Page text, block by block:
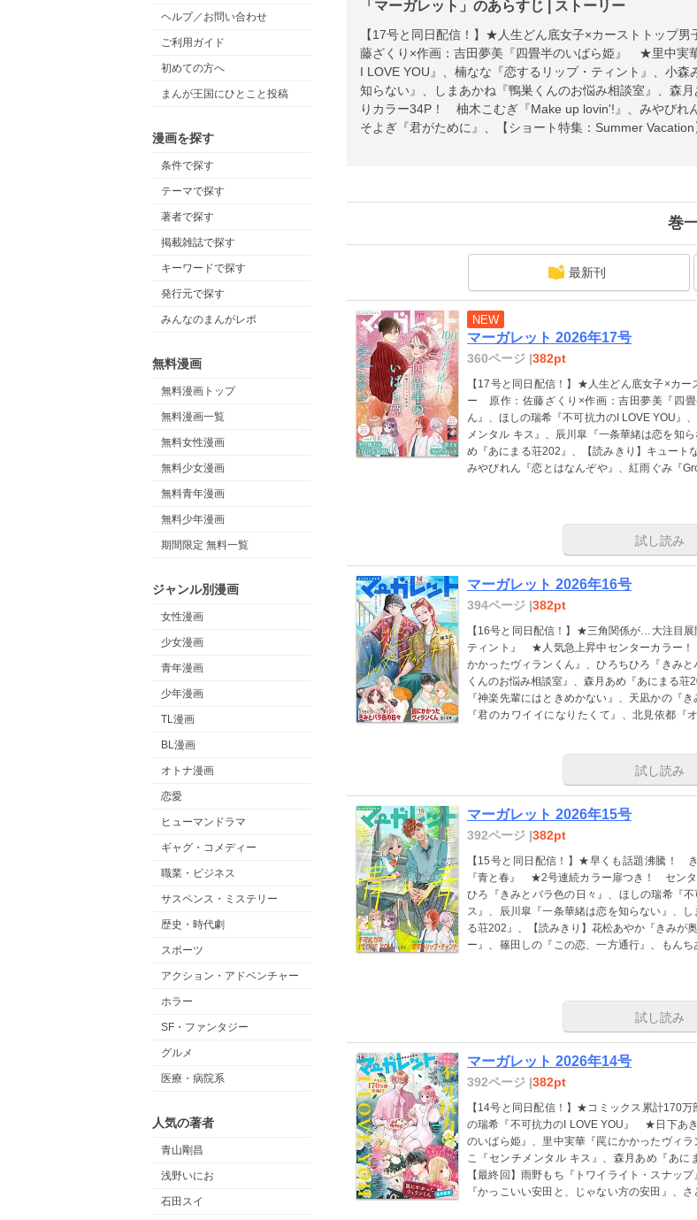
ヘルプ／お問い合わせ
ご利用ガイド
初めての方へ
まんが王国にひとこと投稿
漫画を探す
条件で探す
テーマで探す
著者で探す
掲載雑誌で探す
キーワードで探す
発行元で探す
みんなのまんがレポ
無料漫画
無料漫画トップ
無料漫画一覧
無料女性漫画
無料少女漫画
無料青年漫画
無料少年漫画
期間限定 無料一覧
ジャンル別漫画
女性漫画
少女漫画
青年漫画
少年漫画
TL漫画
BL漫画
オトナ漫画
恋愛
ヒューマンドラマ
ギャグ・コメディー
職業・ビジネス
サスペンス・ミステリー
歴史・時代劇
スポーツ
アクション・アドベンチャー
ホラー
SF・ファンタジー
グルメ
医療・病院系
人気の著者
青山剛昌
浅野いにお
石田スイ
「マーガレット」のあらすじ | ストーリー
【17号と同日配信！】★人生どん底女子×カーストトッ
藤ざくり×作画：吉田夢美『四畳半のいばら姫』 ★里中実
I LOVE YOU』、楠なな『恋するリップ・ティント』、小
知らない』、しまあかね『鴨巣くんのお悩み相談室』、森
りカラー34P！ 柚木こむぎ『Make up lovin'!』、みやびれ
そよぎ『君がために』、【ショート特集：Summer
巻
最新刊
NEW
マーガレット 2026年17号
360ページ |382pt
【17号と同日配信！】★人生どん底女子×カ
ー 原作：佐藤ざくり×作画：吉田夢美『四
ん』、ほしの瑞希『不可抗力のI LOVE YOU』
メンタル キス』、辰川皐『一条華緒は恋を知
め『あにまる荘202』、【読みきり】キュー
みやびれん『恋とはなんぞや』、紅雨ぐみ『
特集：Summer Vacation】沖瑠華『夏休み、
試し読み
マーガレット 2026年16号
394ページ |382pt
【16号と同日配信！】★三角関係が…大注目
ティント』 ★人気急上昇中センターカラー
かかったヴィランくん』、ひろちひろ『きみ
くんのお悩み相談室』、森月あめ『あにまる
『神楽先輩にはときめかない』、天凪かの『
『君のカワイイになりたくて』、北見依都『
試し読み
マーガレット 2026年15号
392ページ |382pt
【15号と同日配信！】★早くも話題沸騰！
『青と春』 ★2号連続カラー扉つき！ セン
ひろ『きみとバラ色の日々』、ほしの瑞希『
ス』、辰川皐『一条華緒は恋を知らない』、
る荘202』、【読みきり】花松あやか『きみが
ー』、篠田しの『この恋、一方通行』、もん
守りたい！』、【ショート特集：夏と恋】キ
試し読み
マーガレット 2026年14号
392ページ |382pt
【14号と同日配信！】★コミックス累計170
の瑞希『不可抗力のI LOVE YOU』 ★日下あ
のいばら姫』、里中実華『罠にかかったヴィ
こ『センチメンタル キス』、森月あめ『あに
【最終回】雨野もち『トワイライト・スナッ
『かっこいい安田と、じゃない方の安田』、
春先輩！』、沖瑠華『うちらはちょっと足り